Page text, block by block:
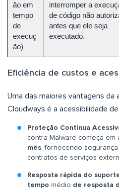
ão em
tempo
de
execuç
ão)
interromper a
de código não
antes que ele seja
executado.
Eficiência de custos e
Uma das maiores vantagens da
Cloudways é a acessibilidade
Proteção Contínua
contra Malware começa em
mês, fornecendo
contratos de serviços
Resposta rápida do
tempo médio de resposta